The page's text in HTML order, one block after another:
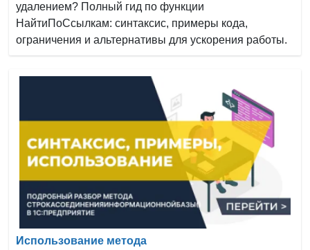
удалением? Полный гид по функции
НайтиПоСсылкам: синтаксис, примеры кода,
ограничения и альтернативы для ускорения работы.
Использование метода